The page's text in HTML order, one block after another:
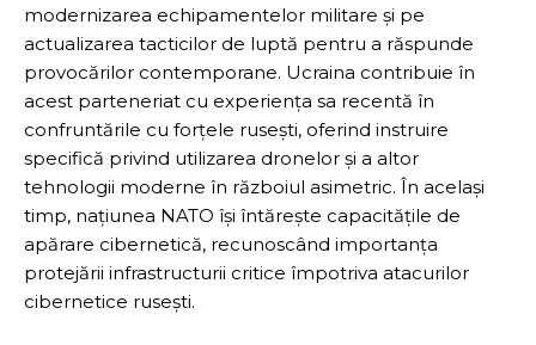
modernizarea echipamentelor militare și pe
actualizarea tacticilor de luptă pentru a răspunde
provocărilor contemporane. Ucraina contribuie în
acest parteneriat cu experiența sa recentă în
confruntările cu forțele rusești, oferind instruire
specifică privind utilizarea dronelor și a altor
tehnologii moderne în războiul asimetric. În același
timp, națiunea NATO își întărește capacitățile de
apărare cibernetică, recunoscând importanța
protejării infrastructurii critice împotriva atacurilor
cibernetice rusești.